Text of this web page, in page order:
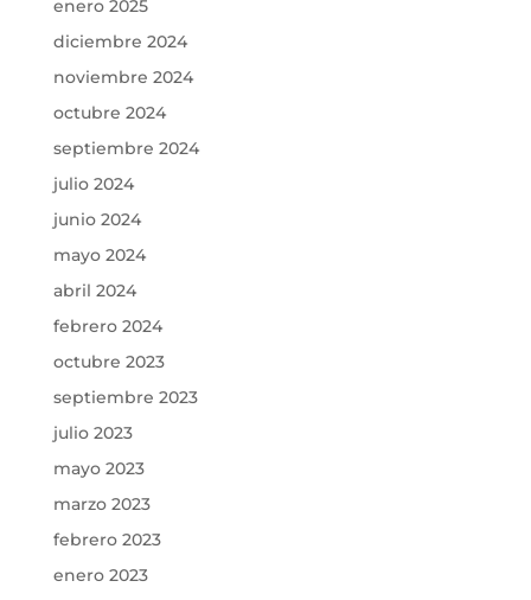
enero 2025
diciembre 2024
noviembre 2024
octubre 2024
septiembre 2024
julio 2024
junio 2024
mayo 2024
abril 2024
febrero 2024
octubre 2023
septiembre 2023
julio 2023
mayo 2023
marzo 2023
febrero 2023
enero 2023